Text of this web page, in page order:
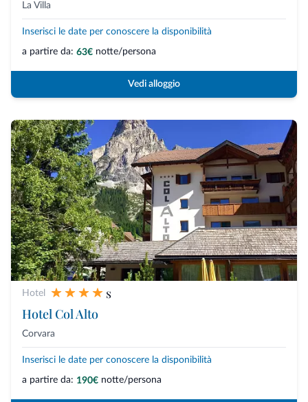
La Villa
Inserisci le date per conoscere la disponibilità
a partire da: 63€ notte/persona
Vedi alloggio
Hotel
s
Hotel Col Alto
Corvara
Inserisci le date per conoscere la disponibilità
a partire da: 190€ notte/persona